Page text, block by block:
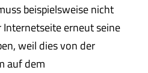
beispielsweise nicht
Internetseite erneut seine
weil dies von der
auf dem